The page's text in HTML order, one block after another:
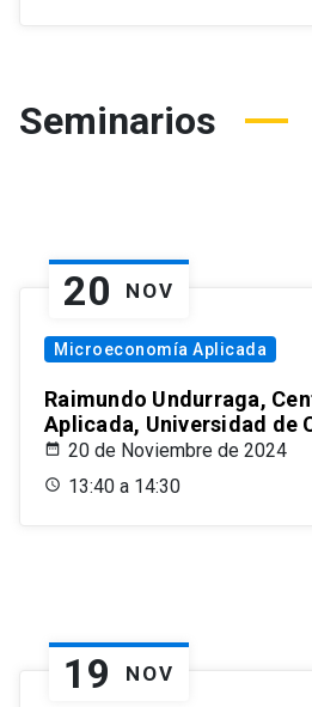
Seminarios
20 NOV
Microeconomía Aplicada
Raimundo Undurraga,
Aplicada, Universidad de
20 de Noviembre de 2024
13:40 a 14:30
19 NOV